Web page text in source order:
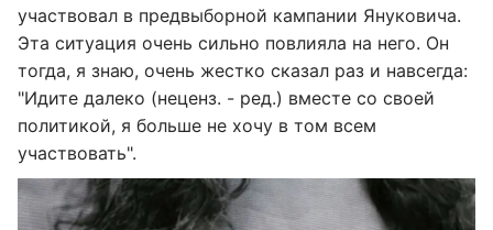
участвовал в предвыборной кампании Януковича.
Эта ситуация очень сильно повлияла на него. Он
тогда, я знаю, очень жестко сказал раз и навсегда:
"Идите далеко (неценз. - ред.) вместе со своей
политикой, я больше не хочу в том всем
участвовать".